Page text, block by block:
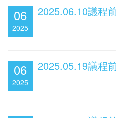
06
2025
06
2025